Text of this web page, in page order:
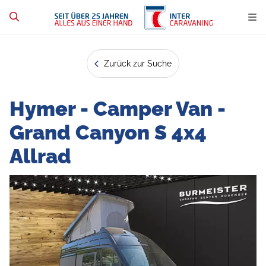
Zurück zur Suche
Hymer - Camper Van -
Grand Canyon S 4x4
Allrad